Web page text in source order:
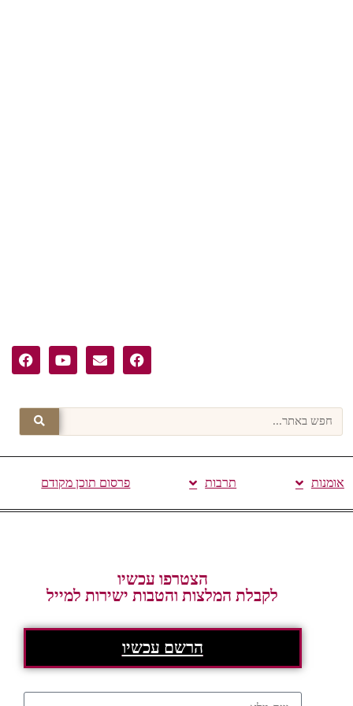
אומנות תרבות פרסום תוכן מקודם
הצטרפו עכשיו
לקבלת המלצות והטבות ישירות למייל
הרשם עכשיו